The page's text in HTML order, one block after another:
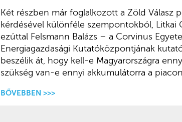
Két részben már foglalkozott a Zöld Válasz
kérdésével különféle szempontokból, Litkai
ezúttal Felsmann Balázs – a Corvinus
Energiagazdasági Kutatóközpontjának
beszélik át, hogy kell-e Magyarországra
szükség van-e ennyi akkumulátorra a
BŐVEBBEN >>>